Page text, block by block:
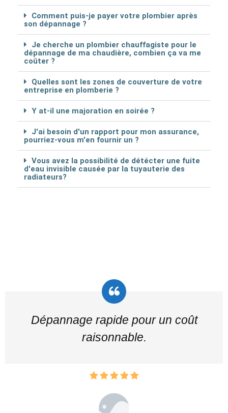
Comment puis-je payer votre plombier après
son dépannage ?
Je cherche un plombier chauffagiste pour le
dépannage de ma chaudière, combien ça va me
coûter ?
Quelles sont les zones de couverture de votre
entreprise en plomberie ?
Y at-il une majoration en soirée ?
J'ai besoin d'un rapport pour mon assurance,
pourriez-vous m'en fournir un ?
Vous avez la possibilité de détécter une fuite
d'eau invisible causée par la tuyauterie des
radiateurs?
Dépannage rapide pour un coût
raisonnable.